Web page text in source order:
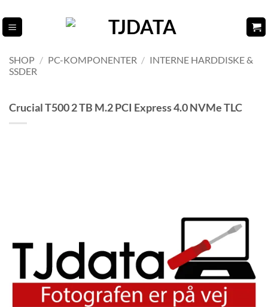
til
indhold
SHOP / PC-KOMPONENTER / INTERNE HARDDISKE &
SSDER
Crucial T500 2 TB M.2 PCI Express 4.0 NVMe TLC